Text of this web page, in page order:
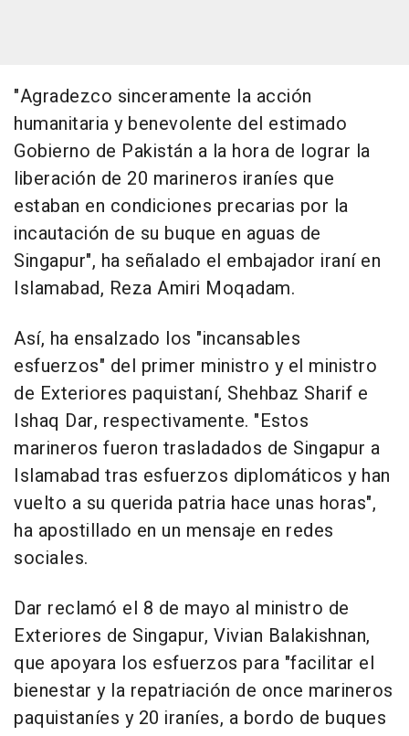
"Agradezco sinceramente la acción
humanitaria y benevolente del estimado
Gobierno de Pakistán a la hora de lograr la
liberación de 20 marineros iraníes que
estaban en condiciones precarias por la
incautación de su buque en aguas de
Singapur", ha señalado el embajador iraní en
Islamabad, Reza Amiri Moqadam.
Así, ha ensalzado los "incansables
esfuerzos" del primer ministro y el ministro
de Exteriores paquistaní, Shehbaz Sharif e
Ishaq Dar, respectivamente. "Estos
marineros fueron trasladados de Singapur a
Islamabad tras esfuerzos diplomáticos y han
vuelto a su querida patria hace unas horas",
ha apostillado en un mensaje en redes
sociales.
Dar reclamó el 8 de mayo al ministro de
Exteriores de Singapur, Vivian Balakishnan,
que apoyara los esfuerzos para "facilitar el
bienestar y la repatriación de once marineros
paquistaníes y 20 iraníes, a bordo de buques